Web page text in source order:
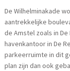
De Wilhelminakade
aantrekkelijke
de Amstel zoals in
havenkantoor in De
parkeerruimte in dit
plan zijn dan ook